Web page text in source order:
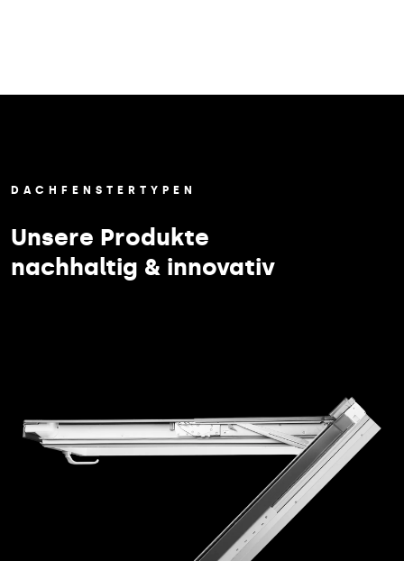
DACHFENSTERTYPEN
Unsere Produkte
nachhaltig & innovativ